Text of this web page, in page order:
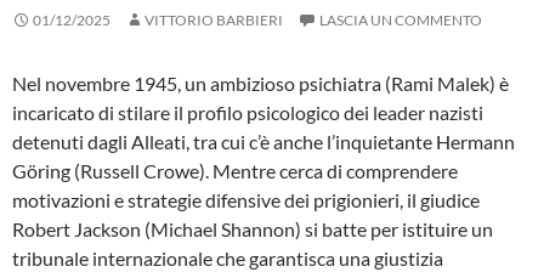
01/12/2025 VITTORIO BARBIERI LASCIA UN COMMENTO
Nel novembre 1945, un ambizioso psichiatra (Rami Malek) è
incaricato di stilare il profilo psicologico dei leader nazisti
detenuti dagli Alleati, tra cui c’è anche l’inquietante Hermann
Göring (Russell Crowe). Mentre cerca di comprendere
motivazioni e strategie difensive dei prigionieri, il giudice
Robert Jackson (Michael Shannon) si batte per istituire un
tribunale internazionale che garantisca una giustizia